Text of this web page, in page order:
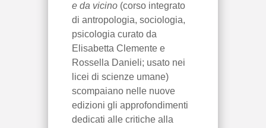
e da vicino(corso integrato
di antropologia, sociologia,
psicologia curato da
Elisabetta Clemente e
Rossella Danieli; usato nei
licei di scienze umane)
scompaiano nelle nuove
edizioni gli approfondimenti
dedicati alle critiche alla